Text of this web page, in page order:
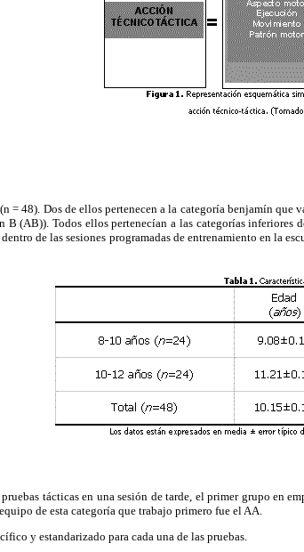
48). Dos de ellos pertenecen a la categoría benjamín
(AB)). Todos ellos pertenecían a las categorías
de las sesiones programadas de entrenamiento en la
tácticas en una sesión de tarde, el primer grupo en
de esta categoría que trabajo primero fue el AA.
y estandarizado para cada una de las pruebas.